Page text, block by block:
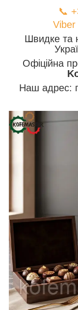
📞
Viber
Швидке та
Офіційна
Наш адрес: